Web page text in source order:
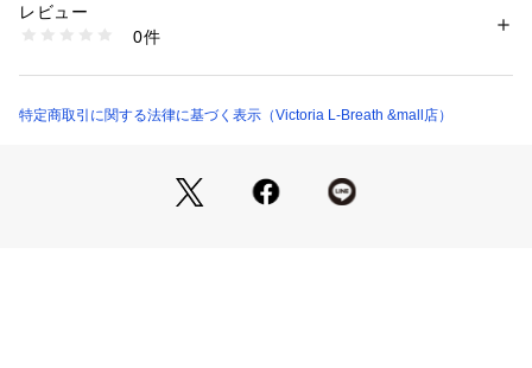
●フィルターを付けて簡単お手軽ドリップ
●コンパクトに折りたたみ可能
●本製品にはコーヒー、フィルター、ステンレスマグは付属し
豆にお湯を注ぐだけで、アウトドアでも本格的な淹れたてコー
ヒーを堪能できます。フラットに収納可能で携帯性が抜群、持
1540300092463
レビュー
0件
特定商取引に関する法律に基づく表示（Victoria L-Breath &mall店）